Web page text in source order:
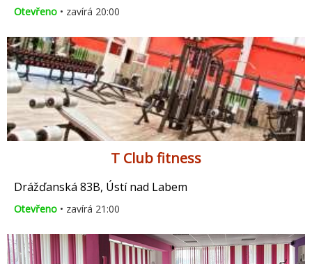
Otevřeno • zavírá 20:00
T Club fitness
Drážďanská 83B, Ústí nad Labem
Otevřeno • zavírá 21:00